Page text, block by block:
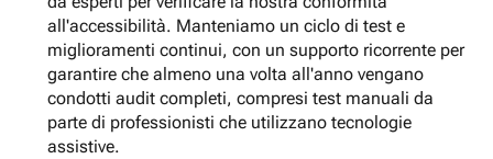
all'accessibilità. Manteniamo un ciclo di test e
miglioramenti continui, con un supporto ricorrente per
garantire che almeno una volta all'anno vengano
condotti audit completi, compresi test manuali da
parte di professionisti che utilizzano tecnologie
assistive.